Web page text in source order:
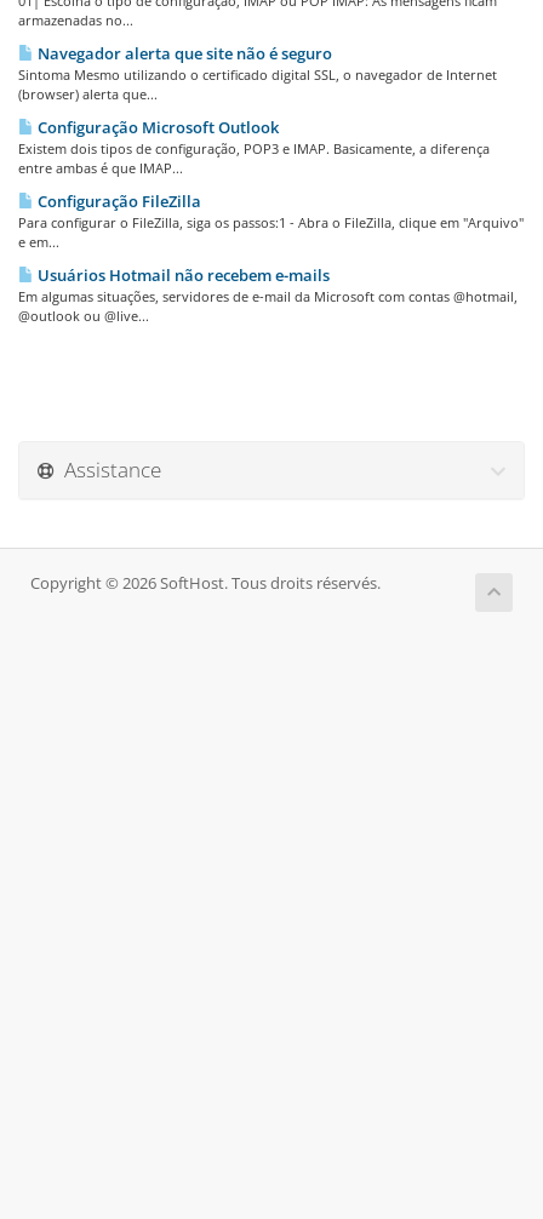
armazenadas no...
Navegador alerta que site não é seguro
Sintoma Mesmo utilizando o certificado digital SSL, o navegador de Internet
(browser) alerta que...
Configuração Microsoft Outlook
Existem dois tipos de configuração, POP3 e IMAP. Basicamente, a diferença
entre ambas é que IMAP...
Configuração FileZilla
Para configurar o FileZilla, siga os passos:1 - Abra o FileZilla, clique em "Arquivo"
e em...
Usuários Hotmail não recebem e-mails
Em algumas situações, servidores de e-mail da Microsoft com contas @hotmail,
@outlook ou @live...
Assistance
Copyright © 2026 SoftHost. Tous droits réservés.